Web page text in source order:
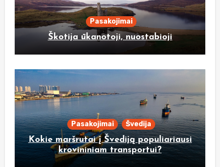
Pasakojimai
Škotija ūkanotoji, nuostabioji
Pasakojimai Švedija
Kokie maršrutai į Švediją populiariausi
krovininiam transportui?